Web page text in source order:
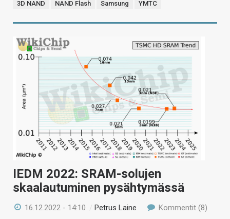
3D NAND NAND Flash Samsung YMTC
IEDM 2022: SRAM-solujen
skaalautuminen pysähtymässä
16.12.2022 - 14:10 /Petrus Laine Kommentit (8)